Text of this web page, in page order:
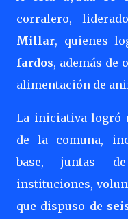
corralero,
Millar, quienes
fardos, además de
alimentación de
La iniciativa logró
de la comuna,
base, juntas de
instituciones,
que dispuso de